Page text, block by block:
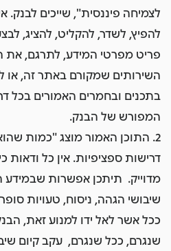
לצמיחה פיננסית", שייכים לבנק.
להפיץ, לשדר, להקליט, להציג,
פריט מפרטי המידע, לתרגם, את
השירותים שמקורם באתר זה,
בתכנים ובחמרים האמורים בכל
המפורש של הבנק.
2. התוכן האמור מוצג "כמות
דרישות ספציפיות. אין כל ודאות
מדוייק. תיתכן אפשרות שבמידע
שיבושי הגהה, ניסוח, טעויות
ככל אשר לאל ידו למנוע זאת,
שנגרם, ככל שנגרם, עקב קיום